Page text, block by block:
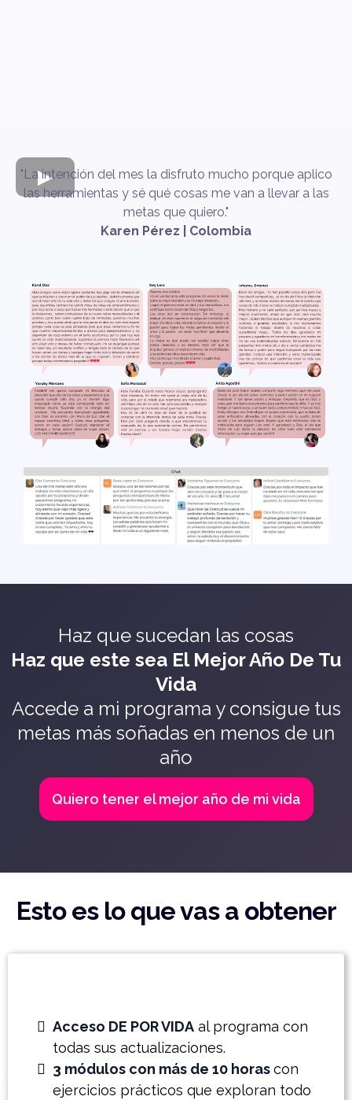
"La intención del mes la disfruto mucho porque aplico
las herramientas y sé qué cosas me van a llevar a las
metas que quiero."
Karen Pérez | Colombia
Haz que sucedan las cosas
Haz que este sea El Mejor Año De Tu
Vida
Accede a mi programa y consigue tus
metas más soñadas en menos de un
año
Quiero tener el mejor año de mi vida
Esto es lo que vas a obtener
Acceso DE POR VIDA al programa con
todas sus actualizaciones.
3 módulos con más de 10 horascon
ejercicios prácticos que exploran todo